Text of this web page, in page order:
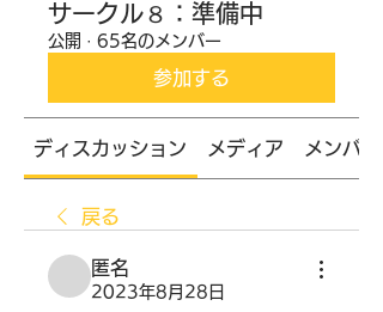
サークル８：準備中
公開 · 65名のメンバー
参加する
ディスカッション メディア メンバー
戻る
匿名
2023年8月28日